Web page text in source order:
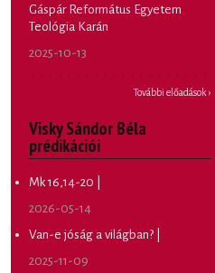
Gáspár Református Egyetem
Teológia Karán
2025-10-13
További előadások ›
Visky Sándor Béla
prédikációi
Mk 16,14-20 |
2026-05-14
Van-e jóság a világban? |
2025-11-09